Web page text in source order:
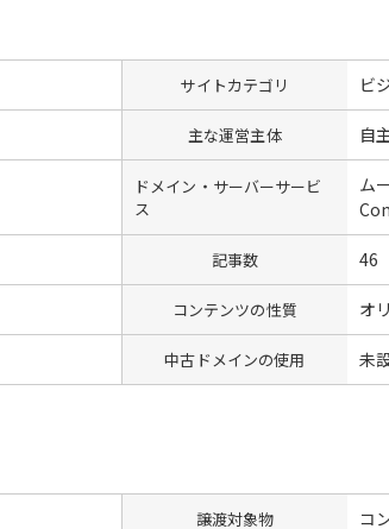
サイトカテゴリ ビ
主な運営主体 自
ドメイン・サーバーサービ
ス
ム
記事数 46
コンテンツの性質 オ
中古ドメインの使用 未
譲渡対象物 コ